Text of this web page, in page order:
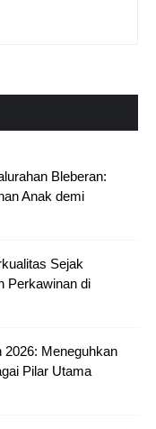
Bleberan:
Anak demi
Sejak
Perkawinan di
2026: Meneguhkan
Pilar Utama